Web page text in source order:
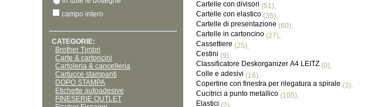
campo intero
CATEGORIE:
Brother Timbri
Carte & cartoncini
Cartoleria & cancelleria
Cartucce stampanti
DOPO STAMPA
Etichette autoadesive
FINESERIE OUTLET
Cartelle con divisori (51),
Cartelle con elastico (35),
Cartelle di presentazione (60),
Cartelle in cartoncino (27),
Cassettiere (25),
Cestini (9),
Classificatore Deskorganizer A4 LEITZ (0),
Colle e adesivi (16),
Copertine con finestra per rilegatura a spirale (3),
Cucitrici a punto metallico (105),
Elastici (2),